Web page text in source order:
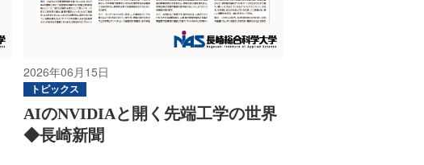
2026年06月15日
トピックス
AIのNVIDIAと開く先端工学の世界
◆長崎新聞